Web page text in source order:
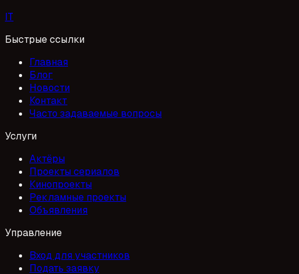
IT
Быстрые ссылки
Главная
Блог
Новости
Контакт
Часто задаваемые вопросы
Услуги
Актёры
Проекты сериалов
Кинопроекты
Рекламные проекты
Объявления
Управление
Вход для участников
Подать заявку